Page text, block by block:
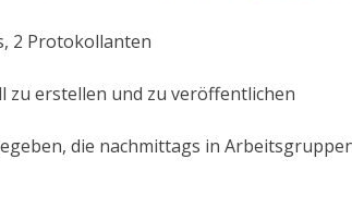
2 Protokollanten
zu erstellen und zu veröffentlichen
die nachmittags in